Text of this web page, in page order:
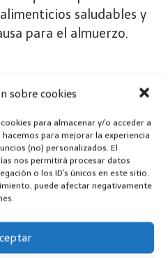
sobre cookies
para almacenar y/o acceder a
para mejorar la experiencia
(no) personalizados. El
nos permitirá procesar datos
o los ID's únicos en este sitio.
puede afectar negativamente
saludables y
para el almuerzo.
y acampadas.
frescos mientras
convierte en una
compactas. Además,
frecuentes en